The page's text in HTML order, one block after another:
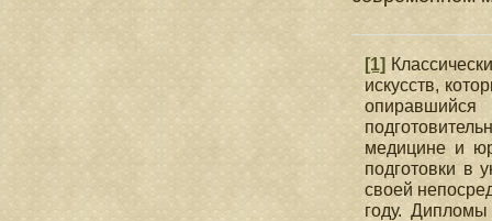
[1]
искусств,
опиравшийся
медицине и
подготовки в
своей
году.